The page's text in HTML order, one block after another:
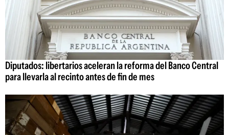
Diputados: libertarios aceleran la reforma del Banco Central
para llevarla al recinto antes de fin de mes